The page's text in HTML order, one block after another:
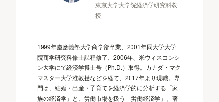
東京大学大学院経済学研究科教
授
1999年慶應義塾大学商学部卒業、2001年同大学大学
院商学研究科修士課程修了。2006年、米ウィスコンシ
ン大学にて経済学博士号（Ph.D.）取得。カナダ・マク
マスター大学准教授などを経て、2017年より現職。専
門は、結婚・出産・子育てを経済学的に分析する「家
族の経済学」と、労働市場を扱う「労働経済学」。著